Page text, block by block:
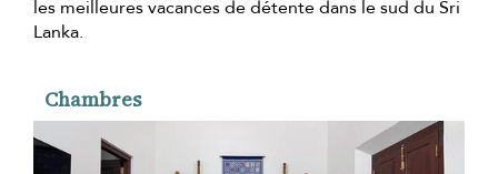
les meilleures vacances de détente dans le sud du Sri
Lanka.
Chambres